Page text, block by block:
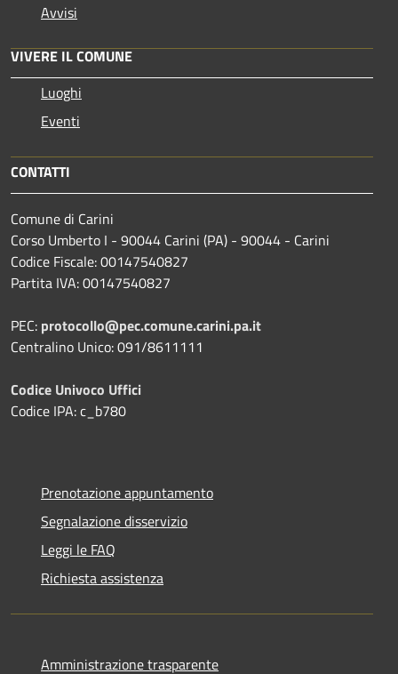
Avvisi
VIVERE IL COMUNE
Luoghi
Eventi
CONTATTI
Comune di Carini
Corso Umberto I - 90044 Carini (PA) - 90044 - Carini
Codice Fiscale: 00147540827
Partita IVA: 00147540827
PEC: protocollo@pec.comune.carini.pa.it
Centralino Unico: 091/8611111
Codice Univoco Uffici
Codice IPA: c_b780
Prenotazione appuntamento
Segnalazione disservizio
Leggi le FAQ
Richiesta assistenza
Amministrazione trasparente